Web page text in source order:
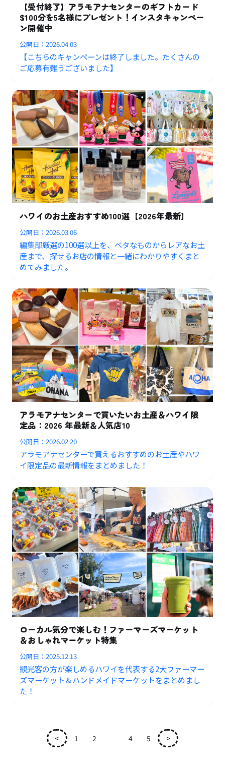
【受付終了】アラモアナセンターのギフトカード
$100分を5名様にプレゼント！インスタキャンペー
ン開催中
公開日：2026.04.03
【こちらのキャンペーンは終了しました。たくさんの
ご応募有難うございました】
ハワイのお土産おすすめ100選【2026年最新】
公開日：2026.03.06
編集部厳選の100選以上を、ベタなものからレアなお土
産まで、探せるお店の情報と一緒にわかりやすくまと
めてみました。
アラモアナセンターで買いたいお土産＆ハワイ限
定品：2026 年最新＆人気店10
公開日：2026.02.20
アラモアナセンターで買えるおすすめのお土産やハワ
イ限定品の最新情報をまとめました！
ローカル気分で楽しむ！ファーマーズマーケット
＆おしゃれマーケット特集
公開日：2025.12.13
観光客の方が楽しめるハワイを代表する2大ファーマー
ズマーケット＆ハンドメイドマーケットをまとめまし
た！
< 1 2 4 5 >